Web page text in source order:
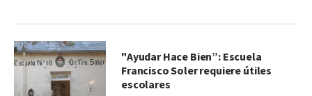
"Ayudar Hace Bien”: Escuela
Francisco Soler requiere útiles
escolares